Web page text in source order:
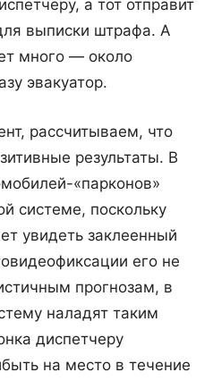
а тот отправит
выписки штрафа. А
много — около
эвакуатор.
рассчитываем, что
результаты. В
«парконов»
системе, поскольку
увидеть заклеенный
его не
прогнозам, в
наладят таким
диспетчеру
на место в течение